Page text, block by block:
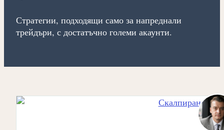
Стратегии, подходящи само за напреднали
трейдъри, с достатъчно големи акаунти.